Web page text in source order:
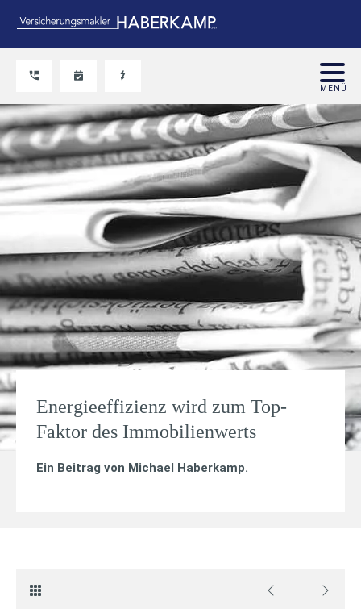
Energieeffizienz wird zum Top-
Faktor des Immobilienwerts
Ein Beitrag von Michael Haberkamp.